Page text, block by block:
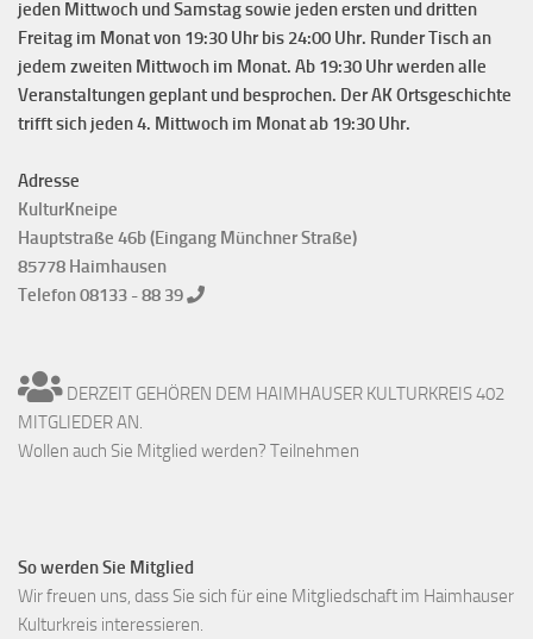
jeden Mittwoch und Samstag sowie jeden ersten und dritten
Freitag im Monat von 19:30 Uhr bis 24:00 Uhr. Runder Tisch an
jedem zweiten Mittwoch im Monat. Ab 19:30 Uhr werden alle
Veranstaltungen geplant und besprochen. Der AK Ortsgeschichte
trifft sich jeden 4. Mittwoch im Monat ab 19:30 Uhr.
Adresse
KulturKneipe
Hauptstraße 46b (Eingang Münchner Straße)
85778 Haimhausen
Telefon 08133 - 88 39
DERZEIT GEHÖREN DEM HAIMHAUSER KULTURKREIS 402
MITGLIEDER AN.
Wollen auch Sie Mitglied werden? Teilnehmen
So werden Sie Mitglied
Wir freuen uns, dass Sie sich für eine Mitgliedschaft im Haimhauser
Kulturkreis interessieren.